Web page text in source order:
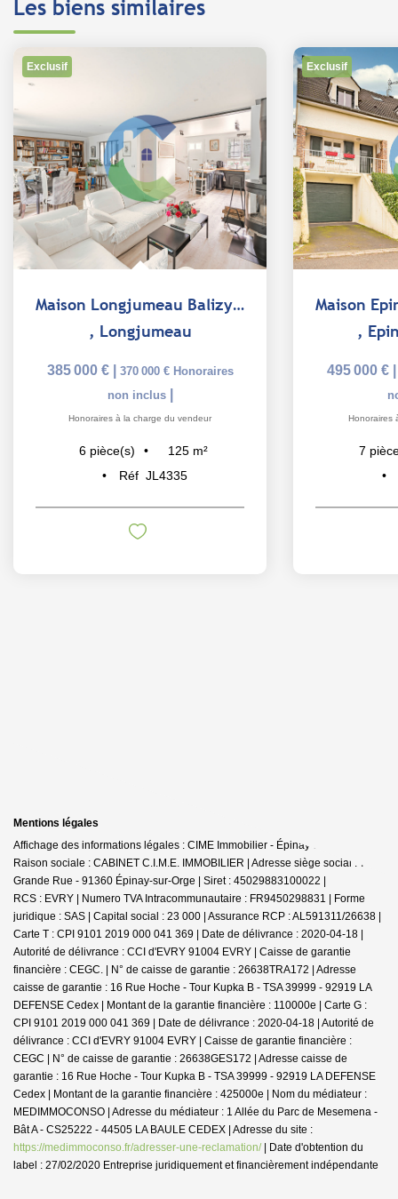
Les biens similaires
Exclusif
Maison Longjumeau Balizy 6 pièce(s) 125 m²
, Longjumeau
385 000 € 370 000 € Honoraires
non inclus
Honoraires à la charge du vendeur
6 pièce(s) 125 m²
Réf JL4335
Exclusif
,
495 000 €
Honoraires
7
Mentions légales
Affichage des informations légales : CIME Immobilier - Épinay-sur-Orge |
Raison sociale : CABINET C.I.M.E. IMMOBILIER | Adresse siège social : 7
Grande Rue - 91360 Épinay-sur-Orge | Siret : 45029883100022 |
RCS : EVRY | Numero TVA Intracommunautaire : FR9450298831 | Forme
juridique : SAS | Capital social : 23 000 | Assurance RCP : AL591311/26638 |
Carte T : CPI 9101 2019 000 041 369 | Date de délivrance : 2020-04-18 |
Autorité de délivrance : CCI d'EVRY 91004 EVRY | Caisse de garantie
financière : CEGC. | N° de caisse de garantie : 26638TRA172 | Adresse
caisse de garantie : 16 Rue Hoche - Tour Kupka B - TSA 39999 - 92919 LA
DEFENSE Cedex | Montant de la garantie financière : 110000e | Carte G :
CPI 9101 2019 000 041 369 | Date de délivrance : 2020-04-18 | Autorité de
délivrance : CCI d'EVRY 91004 EVRY | Caisse de garantie financière :
CEGC | N° de caisse de garantie : 26638GES172 | Adresse caisse de
garantie : 16 Rue Hoche - Tour Kupka B - TSA 39999 - 92919 LA DEFENSE
Cedex | Montant de la garantie financière : 425000e | Nom du médiateur :
MEDIMMOCONSO | Adresse du médiateur : 1 Allée du Parc de Mesemena -
Bât A - CS25222 - 44505 LA BAULE CEDEX | Adresse du site :
https://medimmoconso.fr/adresser-une-reclamation/| Date d'obtention du
label : 27/02/2020 Entreprise juridiquement et financièrement indépendante